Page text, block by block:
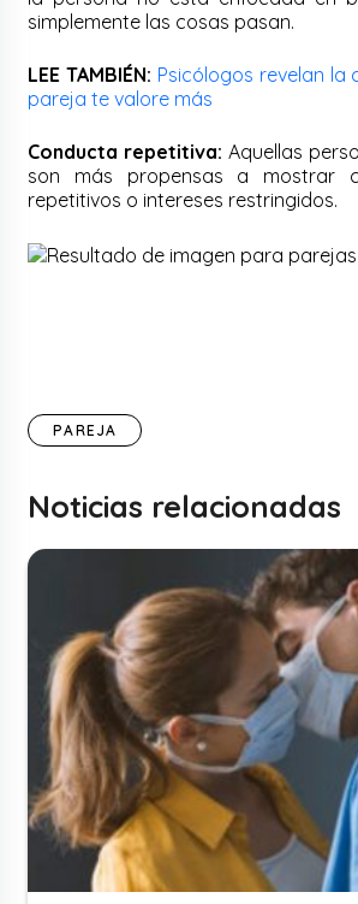
simplemente las cosas pasan.
LEE TAMBIÉN: Psicólogos revelan la
pareja te valore más
Conducta repetitiva: Aquellas
son más propensas a mostrar
repetitivos o intereses restringidos.
PAREJA
Noticias relacionadas